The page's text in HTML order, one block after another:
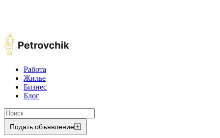
Работа
Жилье
Бизнес
Блог
Подать объявление